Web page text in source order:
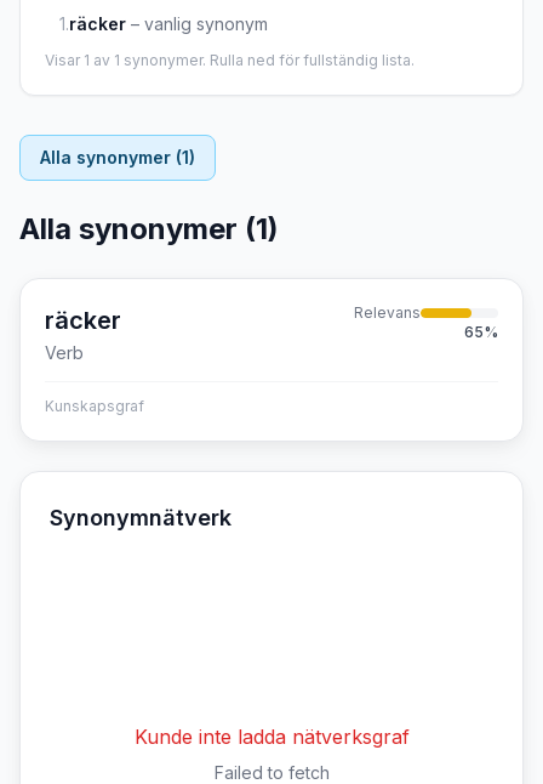
1.räcker – vanlig synonym
Visar 1 av 1 synonymer. Rulla ned för fullständig lista.
Alla synonymer (1)
Alla synonymer (1)
räcker
Verb
Relevans
65%
Kunskapsgraf
Synonymnätverk
Kunde inte ladda nätverksgraf
Failed to fetch